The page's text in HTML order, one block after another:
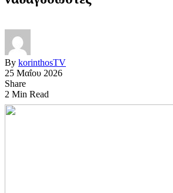
By korinthosTV
25 Μαΐου 2026
Share
2 Min Read